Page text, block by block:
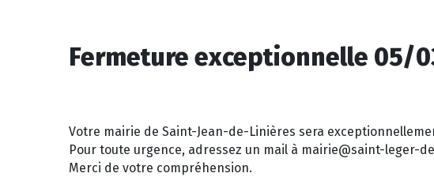
Fermeture exceptionnelle 05/
Votre mairie de Saint-Jean-de-Linières sera
Pour toute urgence, adressez un mail à mairie@saint-leger-
Merci de votre compréhension.